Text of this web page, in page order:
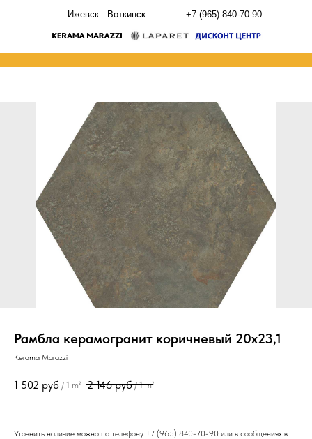
+7 (965) 840-70-90
Ижевск Воткинск
Рамбла керамогранит коричневый 20х23,1
Kerama Marazzi
1 502 руб / 1 m² 2 146 руб / 1 m²
Уточнить наличие можно по телефону +7 (965) 840-70-90 или в сообщениях в